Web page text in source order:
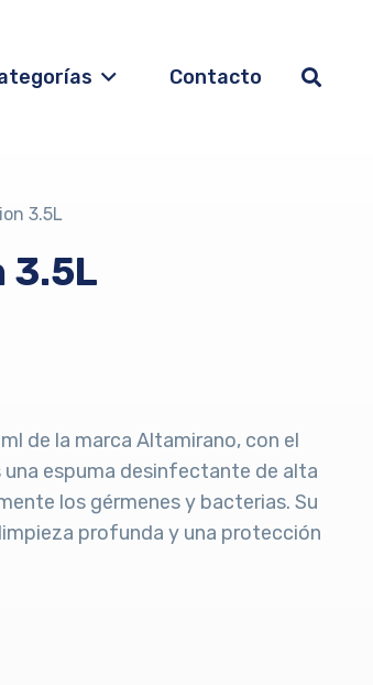
Contacto
3.5L
3.5L
de la marca Altamirano, con el
una espuma desinfectante de alta
los gérmenes y bacterias. Su
profunda y una protección